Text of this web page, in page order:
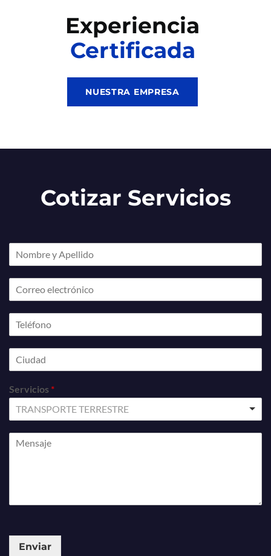
Experiencia
Certificada
NUESTRA EMPRESA
Cotizar Servicios
Servicios *
TRANSPORTE TERRESTRE
Enviar